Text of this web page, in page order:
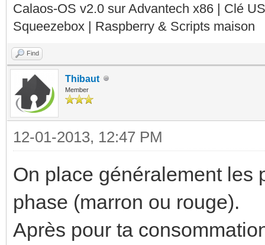
Calaos-OS v2.0 sur Advantech x86 | Clé
Squeezebox | Raspberry & Scripts maison
Find
Thibaut
Member
12-01-2013, 12:47 PM
On place généralement les
phase (marron ou rouge).
Après pour ta